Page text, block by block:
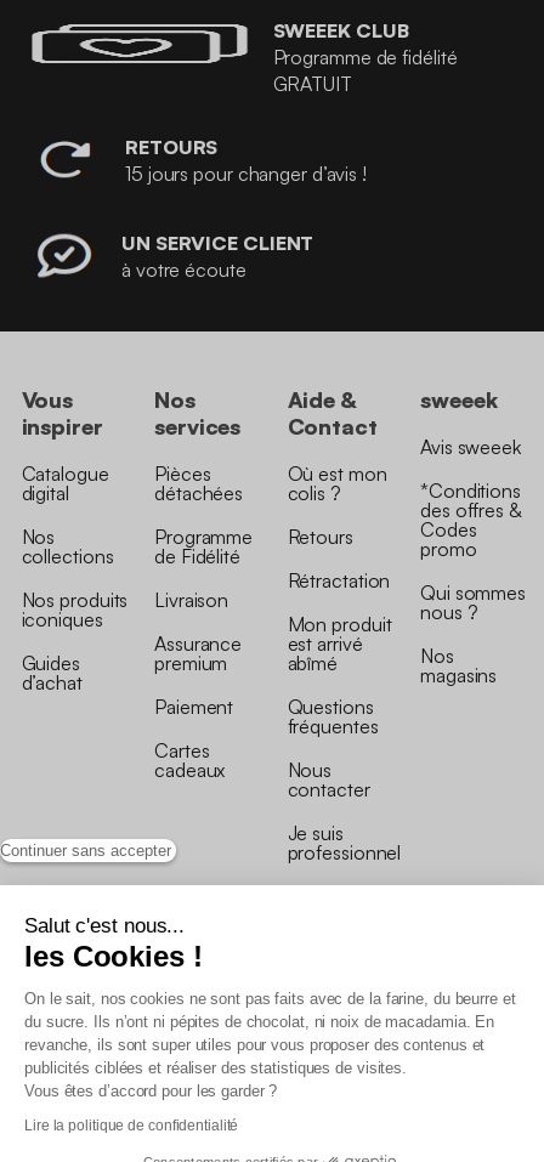
Continuer sans accepter
Salut c'est nous...
les Cookies !
On le sait, nos cookies ne sont pas faits avec de la farine, du beurre et
du sucre. Ils n’ont ni pépites de chocolat, ni noix de macadamia. En
revanche, ils sont super utiles pour vous proposer des contenus et
publicités ciblées et réaliser des statistiques de visites.
Vous êtes d’accord pour les garder ?
Lire la politique de confidentialité
SWEEEK CLUB
Programme de fidélité
GRATUIT
RETOURS
15 jours pour changer d’avis !
UN SERVICE CLIENT
à votre écoute
Vous
inspirer
Catalogue
digital
Nos
collections
Nos produits
iconiques
Guides
d’achat
Nos
services
Pièces
détachées
Programme
de Fidélité
Livraison
Assurance
premium
Paiement
Cartes
cadeaux
Aide &
Contact
Où est mon
colis ?
Retours
Rétractation
Mon produit
est arrivé
abîmé
Questions
fréquentes
Nous
contacter
Je suis
professionnel
sweeek
Avis sweeek
*Conditions
des offres &
Codes
promo
Qui sommes
nous ?
Nos
magasins
Conditions générales de vente
Conditions générales du programme de fidélité
Charte de données personnelles
Conditions générales de vente Pro
Déclaration d’accessibilité